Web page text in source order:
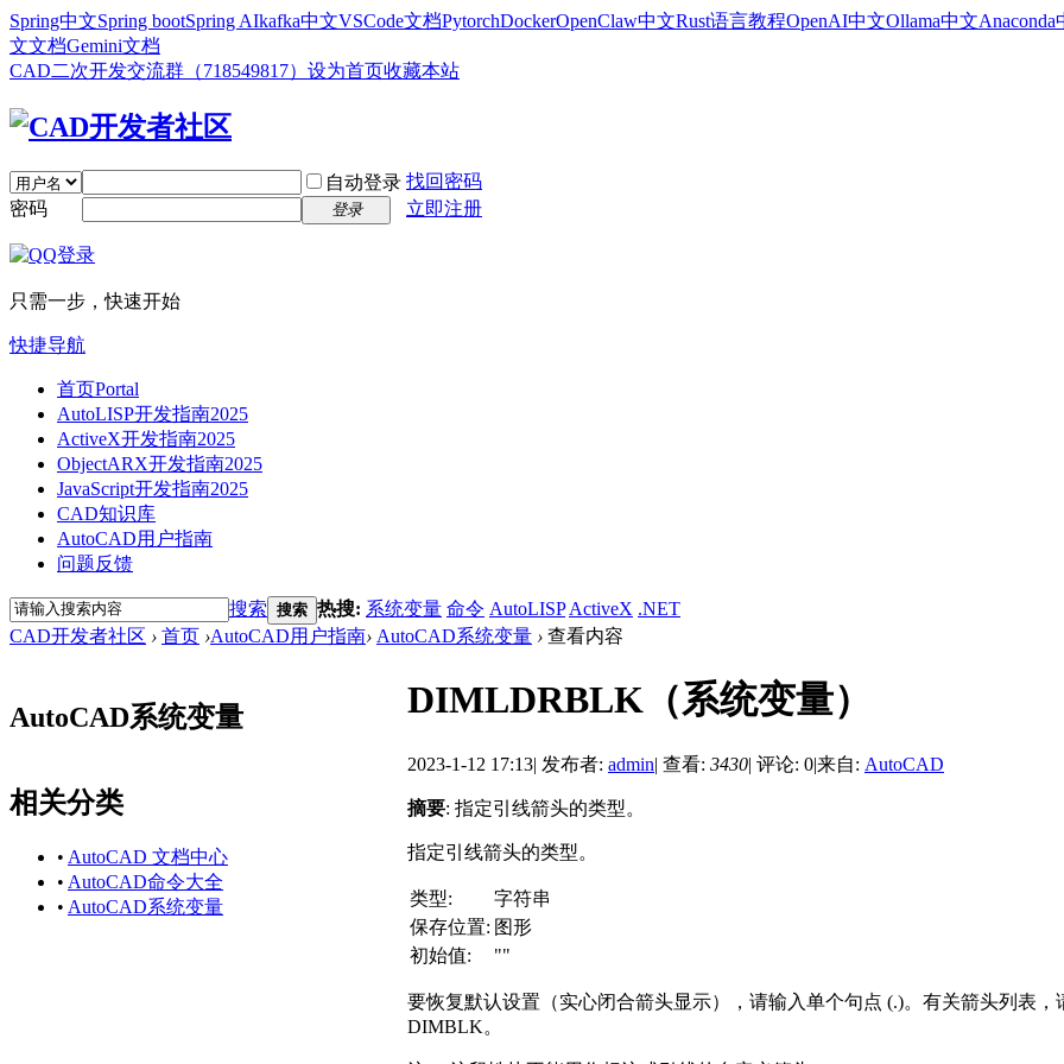
Spring中文Spring bootSpring AIkafka中文VSCode文档PytorchDockerOpenClaw中文Rust语言教程OpenAI中文Ollama中文Anaconda
文文档Gemini文档
CAD二次开发交流群（718549817） 设为首页收藏本站
自动登录 找回密码
密码
登录 立即注册
只需一步，快速开始
快捷导航
首页Portal
AutoLISP开发指南2025
ActiveX开发指南2025
ObjectARX开发指南2025
JavaScript开发指南2025
CAD知识库
AutoCAD用户指南
问题反馈
搜索 搜索 热搜: 系统变量 命令 AutoLISP ActiveX .NET
CAD开发者社区 › 首页 ›AutoCAD用户指南› AutoCAD系统变量 › 查看内容
AutoCAD系统变量
相关分类
• AutoCAD 文档中心
• AutoCAD命令大全
• AutoCAD系统变量
DIMLDRBLK（系统变量）
2023-1-12 17:13| 发布者: admin| 查看: 3430| 评论: 0|来自: AutoCAD
摘要: 指定引线箭头的类型。
指定引线箭头的类型。
类型:
字符串
保存位置: 图形
初始值:
""
要恢复默认设置（实心闭合箭头显示），请输入单个句点 (.)。有关箭头列表，
DIMBLK。